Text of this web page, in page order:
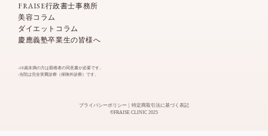
FRAISE行政書士事務所
美容コラム
ダイエットコラム
慶應義塾卒業生の皆様へ
-18歳未満の方は親権者の同意書が必要です。
-当院は完全実費診療（保険外診療）です。
プライバシーポリシー
特定商取引法に基づく表記
©FRAISE CLINIC 2025